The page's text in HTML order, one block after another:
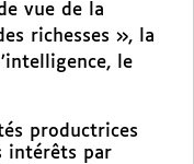
vue de la
richesses », la
le
productrices
intérêts par